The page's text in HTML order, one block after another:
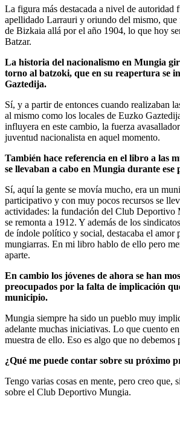
La figura más destacada a nivel de
apellidado Larrauri y oriundo del mismo, que
de Bizkaia allá por el año 1904, lo que hoy
Batzar.
La historia del nacionalismo en Mungia
torno al batzoki, que en su reapertura se
Gaztedija.
Sí, y a partir de entonces cuando realizaban
al mismo como los locales de Euzko
influyera en este cambio, la fuerza
juventud nacionalista en aquel momento.
También hace referencia en el libro a las
se llevaban a cabo en Mungia durante ese
Sí, aquí la gente se movía mucho, era un
participativo y con muy pocos recursos se
actividades: la fundación del Club Deportivo
se remonta a 1912. Y además de los
de índole político y social, destacaba el amor
mungiarras. En mi libro hablo de ello pero
aparte.
En cambio los jóvenes de ahora se han
preocupados por la falta de implicación
municipio.
Mungia siempre ha sido un pueblo muy
adelante muchas iniciativas. Lo que cuento
muestra de ello. Eso es algo que no debemos
¿Qué me puede contar sobre su próximo
Tengo varias cosas en mente, pero creo que,
sobre el Club Deportivo Mungia.